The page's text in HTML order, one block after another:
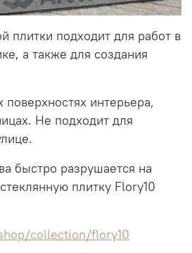
плитки подходит для работ в
а также для создания
интерьера,
Не подходит для
быстро разрушается на
плитку Flory10
collection/flory10